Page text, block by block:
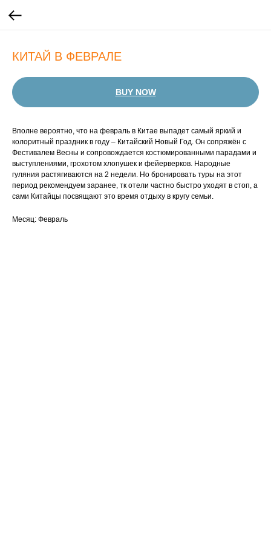
КИТАЙ В ФЕВРАЛЕ
BUY NOW
Вполне вероятно, что на февраль в Китае выпадет самый яркий и
колоритный праздник в году – Китайский Новый Год. Он сопряжён с
Фестивалем Весны и сопровождается костюмированными парадами и
выступлениями, грохотом хлопушек и фейерверков. Народные
гуляния растягиваются на 2 недели. Но бронировать туры на этот
период рекомендуем заранее, тк отели частно быстро уходят в стоп, а
сами Китайцы посвящают это время отдыху в кругу семьи.
Месяц: Февраль